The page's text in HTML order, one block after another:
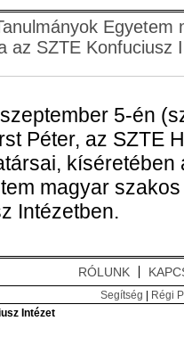
Egyetem
az SZTE Konfuciusz
5-én
Péter, az SZTE
kíséretében
magyar
Intézetben.
RÓLUNK
Segítség | Régi
Intézet